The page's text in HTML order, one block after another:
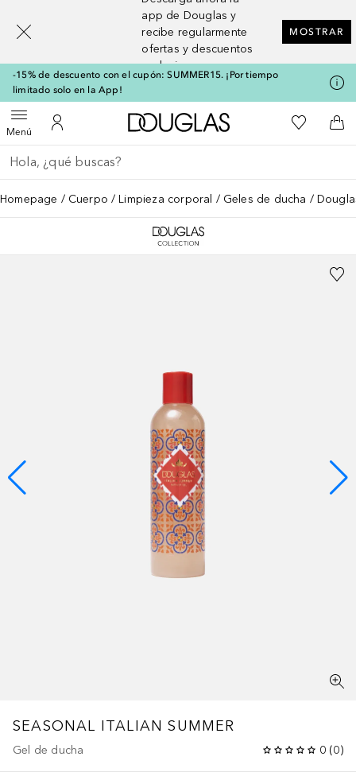
app de Douglas y
recibe regularmente
ofertas y descuentos
exclusivos
MOSTRAR
-15% de descuento con el cupón: SUMMER15. ¡Por tiempo
limitado solo en la App!
MenúAbrir menúMi cuenta
A Douglas HomeMi lista de
A
Regresar
Ejecutar búsqueda
Homepage Cuerpo Limpieza corporal Geles de ducha
SEASONAL ITALIAN SUMMER
Gel de ducha 0 (0)
[navigation.slideout.screenreader]